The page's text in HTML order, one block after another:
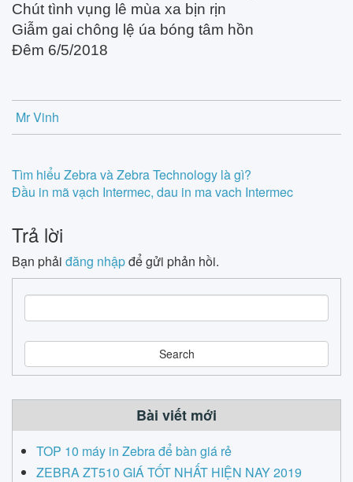
Chút tình vụng lê mùa xa bịn rịn
Giẫm gai chông lệ úa bóng tâm hồn
Đêm 6/5/2018
Mr Vinh
Post
navigation
Tìm hiểu Zebra và Zebra Technology là gì?
Đầu in mã vạch Intermec, dau in ma vach Intermec
Trả lời
Bạn phải đăng nhậpđể gửi phản hồi.
e
a
r
c
Bài viết mới
TOP 10 máy in Zebra để bàn giá rẻ
ZEBRA ZT510 GIÁ TỐT NHẤT HIỆN NAY 2019